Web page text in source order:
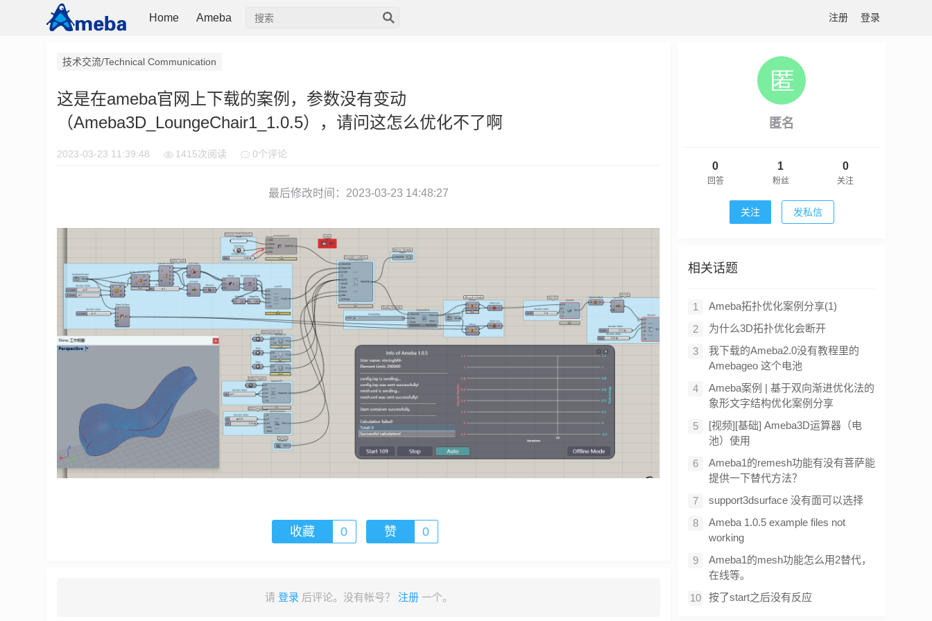
Home Ameba 注册 登录
技术交流/Technical Communication
这是在ameba官网上下载的案例，参数没有变动
（Ameba3D_LoungeChair1_1.0.5），请问这怎么优化不了啊
2023-03-23 11:39:48 1415次阅读 0个评论
最后修改时间：2023-03-23 14:48:27
收藏 0 赞 0
请 登录 后评论。没有帐号？ 注册一个。
匿名
0
回答
1
粉丝
0
关注
关注 发私信
相关话题
Ameba拓扑优化案例分享(1)
为什么3D拓扑优化会断开
我下载的Ameba2.0没有教程里的
Amebageo 这个电池
Ameba案例 | 基于双向渐进优化法的
象形文字结构优化案例分享
[视频][基础] Ameba3D运算器（电
池）使用
Ameba1的remesh功能有没有菩萨能
提供一下替代方法？
support3dsurface 没有面可以选择
Ameba 1.0.5 example files not
working
Ameba1的mesh功能怎么用2替代，
在线等。
按了start之后没有反应